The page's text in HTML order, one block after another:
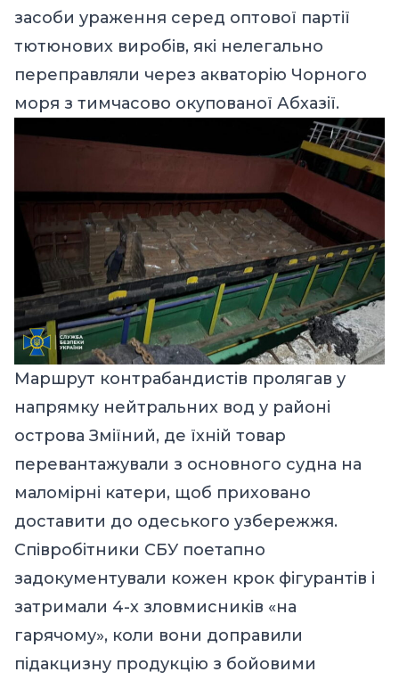
засоби ураження серед оптової партії
тютюнових виробів, які нелегально
переправляли через акваторію Чорного
моря з тимчасово окупованої Абхазії.
Маршрут контрабандистів пролягав у
напрямку нейтральних вод у районі
острова Зміїний, де їхній товар
перевантажували з основного судна на
маломірні катери, щоб приховано
доставити до одеського узбережжя.
Співробітники СБУ поетапно
задокументували кожен крок фігурантів і
затримали 4-х зловмисників «на
гарячому», коли вони доправили
підакцизну продукцію з бойовими